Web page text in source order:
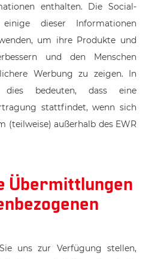
enthalten. Die Social-
dieser Informationen
um ihre Produkte und
und den Menschen
Werbung zu zeigen. In
bedeuten, dass eine
stattfindet, wenn sich
(teilweise) außerhalb des EWR
Übermittlungen
uns zur Verfügung stellen,